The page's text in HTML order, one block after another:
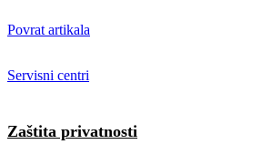
Povrat artikala
Servisni centri
Zaštita privatnosti